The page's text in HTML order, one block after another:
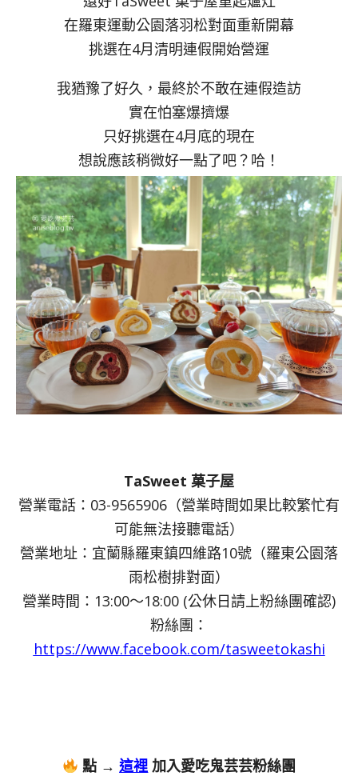
在羅東運動公園落羽松對面重新開幕
挑選在4月清明連假開始營運
我猶豫了好久，最終於不敢在連假造訪
實在怕塞爆擠爆
只好挑選在4月底的現在
想說應該稍微好一點了吧？哈！
TaSweet 菓子屋
營業電話：03-9565906（營業時間如果比較繁忙有
可能無法接聽電話）
營業地址：宜蘭縣羅東鎮四維路10號（羅東公園落
雨松樹排對面）
營業時間：13:00～18:00 (公休日請上粉絲團確認)
粉絲團：
https://www.facebook.com/tasweetokashi
點 → 這裡 加入愛吃鬼芸芸粉絲團